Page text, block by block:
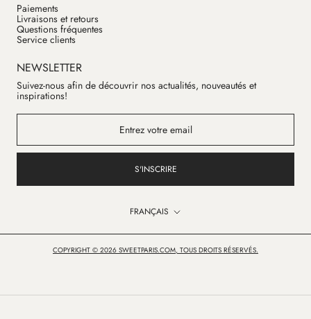
Paiements
Livraisons et retours
Questions fréquentes
Service clients
NEWSLETTER
Suivez-nous afin de découvrir nos actualités, nouveautés et
inspirations!
S'INSCRIRE
Langue
FRANÇAIS
COPYRIGHT © 2026 SWEETPARIS.COM, TOUS DROITS RÉSERVÉS.